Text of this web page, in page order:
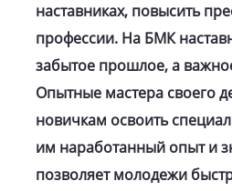
наставниках, повысить
профессии. На БМК
забытое прошлое, а
Опытные мастера своего
новичкам освоить
им наработанный опыт и
позволяет молодежи